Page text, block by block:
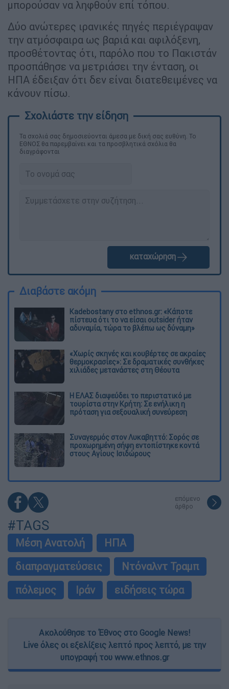
μπορούσαν να ληφθούν επί τόπου.
Δύο ανώτερες ιρανικές πηγές περιέγραψαν
την ατμόσφαιρα ως βαριά και αφιλόξενη,
προσθέτοντας ότι, παρόλο που το Πακιστάν
προσπάθησε να μετριάσει την ένταση, οι
ΗΠΑ έδειξαν ότι δεν είναι διατεθειμένες να
κάνουν πίσω.
Τα σχολιά σας δημοσιεύονται άμεσα με δική σας ευθύνη. Το
ΕΘΝΟΣ θα παρεμβαίνει και τα προσβλητικά σχόλια θα
διαγράφονται
καταχώρηση
Διαβάστε ακόμη
Kadebostany στο ethnos.gr: «Κάποτε
πίστευα ότι το να είσαι outsider ήταν
αδυναμία, τώρα το βλέπω ως δύναμη»
«Χωρίς σκηνές και κουβέρτες σε ακραίες
θερμοκρασίες»: Σε δραματικές συνθήκες
χιλιάδες μετανάστες στη Θέουτα
Η ΕΛΑΣ διαψεύδει το περιστατικό με
τουρίστα στην Κρήτη: Σε ενήλικη η
πρόταση για σεξουαλική συνεύρεση
Συναγερμός στον Λυκαβηττό: Σορός σε
προχωρημένη σήψη εντοπίστηκε κοντά
στους Αγίους Ισιδώρους
επόμενο
άρθρο
#TAGS
Μέση Ανατολή
ΗΠΑ
διαπραγματεύσεις
Ντόναλντ Τραμπ
πόλεμος
Ιράν ειδήσεις τώρα
Ακολούθησε το Έθνος στο Google News!
Live όλες οι εξελίξεις λεπτό προς λεπτό, με την
υπογραφή του www.ethnos.gr